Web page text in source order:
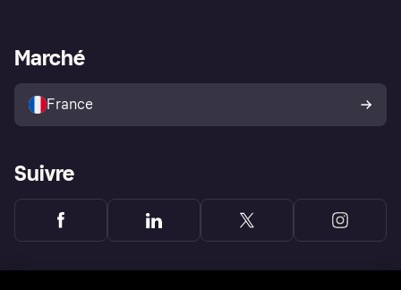
Explorez les magasins
Politique de protection de
l’acheteur Klarna
Portail Marchand
Marché
France
Suivre